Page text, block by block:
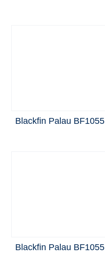
Blackfin Palau BF1055
Blackfin Palau BF1055